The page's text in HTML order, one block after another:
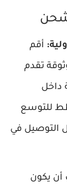
أقم
تقدم
داخل
للتوسع
التوصيل في
أن يكون